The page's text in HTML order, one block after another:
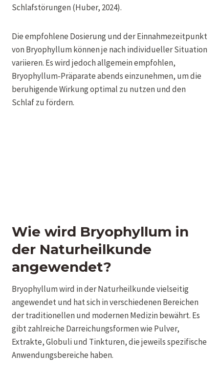
Schlafstörungen (Huber, 2024).
Die empfohlene Dosierung und der Einnahmezeitpunkt
von Bryophyllum können je nach individueller Situation
variieren. Es wird jedoch allgemein empfohlen,
Bryophyllum-Präparate abends einzunehmen, um die
beruhigende Wirkung optimal zu nutzen und den
Schlaf zu fördern.
Wie wird Bryophyllum in
der Naturheilkunde
angewendet?
Bryophyllum wird in der Naturheilkunde vielseitig
angewendet und hat sich in verschiedenen Bereichen
der traditionellen und modernen Medizin bewährt. Es
gibt zahlreiche Darreichungsformen wie Pulver,
Extrakte, Globuli und Tinkturen, die jeweils spezifische
Anwendungsbereiche haben.